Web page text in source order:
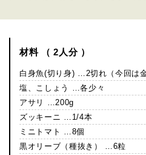
材料 （ 2人分 ）
白身魚(切り身) …2切れ（今回は
塩、こしょう …各少々
アサリ …200g
ズッキーニ …1/4本
ミニトマト …8個
黒オリーブ（種抜き） …6粒